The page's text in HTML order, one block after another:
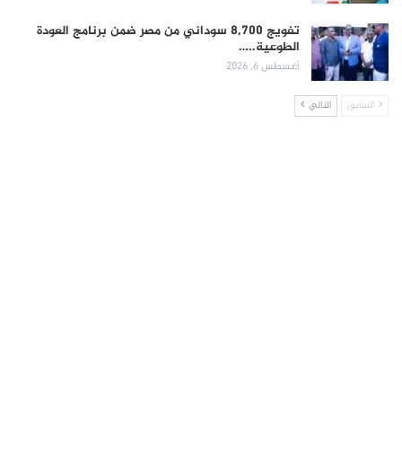
تفويج 8,700 سوداني من مصر ضمن برنامج العودة
الطوعية..…
أغسطس 6, 2026
السابق التالي